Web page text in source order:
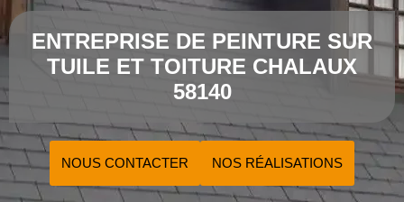
ENTREPRISE DE PEINTURE SUR
TUILE ET TOITURE CHALAUX
58140
NOUS CONTACTER NOS RÉALISATIONS